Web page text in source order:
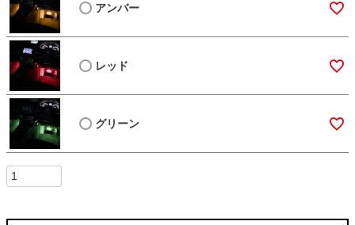
アンバー
レッド
グリーン